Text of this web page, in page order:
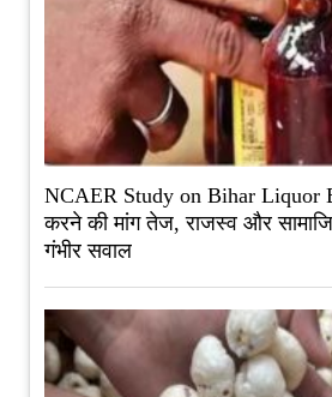
NCAER Study on Bihar Liquor
करने की मांग तेज, राजस्व और
गंभीर सवाल